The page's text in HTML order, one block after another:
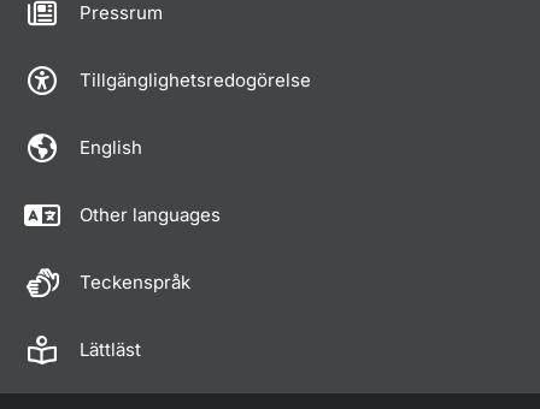
Pressrum
Tillgänglighetsredogörelse
English
Other languages
Teckenspråk
Lättläst